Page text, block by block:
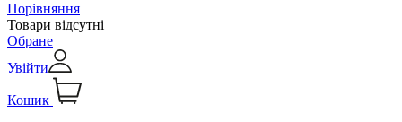
Порівняння
Товари відсутні
Обране
Увійти
Кошик